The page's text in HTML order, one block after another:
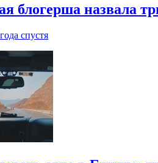
блогерша назвала
спустя